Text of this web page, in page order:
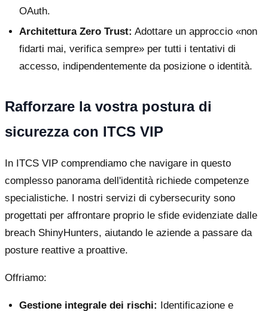
OAuth.
Architettura Zero Trust: Adottare un approccio «non
fidarti mai, verifica sempre» per tutti i tentativi di
accesso, indipendentemente da posizione o identità.
Rafforzare la vostra postura di
sicurezza con ITCS VIP
In ITCS VIP comprendiamo che navigare in questo
complesso panorama dell'identità richiede competenze
specialistiche. I nostri servizi di cybersecurity sono
progettati per affrontare proprio le sfide evidenziate dalle
breach ShinyHunters, aiutando le aziende a passare da
posture reattive a proattive.
Offriamo:
Gestione integrale dei rischi: Identificazione e